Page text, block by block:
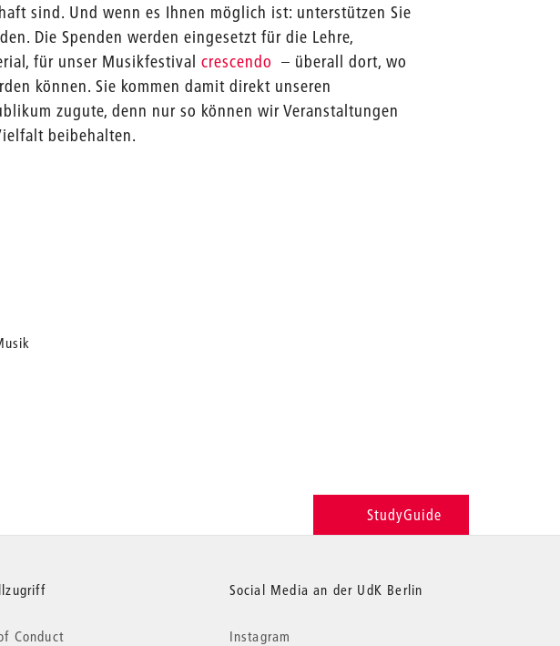
sind. Und wenn es Ihnen möglich ist: unterstützen Sie
Die Spenden werden eingesetzt für die Lehre,
für unser Musikfestivalcrescendo – überall dort, wo
können. Sie kommen damit direkt unseren
zugute, denn nur so können wir Veranstaltungen
beibehalten.
StudyGuide
Conduct
Social Media an der UdK Berlin
Instagram